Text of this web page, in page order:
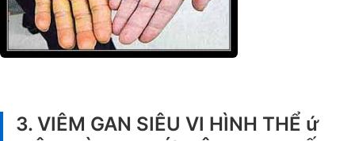
3. VIÊM GAN SIÊU VI HÌNH THỂ ứ